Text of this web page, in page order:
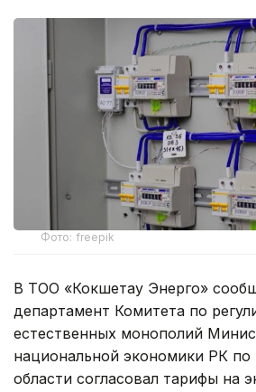
Фото: freepik
В ТОО «Кокшетау Энерго»
департамент Комитета по
естественных монополий
национальной экономики РК
области согласовал тарифы на